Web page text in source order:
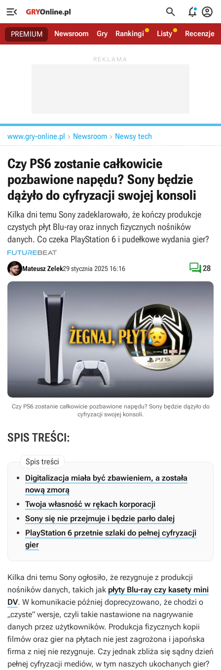
   
PREMIUM Newsroom Gry Rankingi Listy Recenzje
www.gry-online.pl  Newsroom  Newsy tech
Czy PS6 zostanie całkowicie
pozbawione napędu? Sony będzie
dążyło do cyfryzacji swojej konsoli
Kilka dni temu Sony zadeklarowało, że kończy produkcje
czystych płyt Blu-ray oraz innych fizycznych nośników
danych. Co czeka PlayStation 6 i pudełkowe wydania gier?
Mateusz Zelek29 stycznia 2025 16:16 28
Czy PS6 zostanie całkowicie pozbawione napędu? Sony będzie dążyło do
cyfryzacji swojej konsoli.
SPIS TREŚCI:
Digitalizacja miała być zbawieniem, a została
nową zmorą
Twoja własność w rękach korporacji
Sony się nie przejmuje i będzie parło dalej
PlayStation 6 przetnie szlaki do pełnej cyfryzacji
gier
Kilka dni temu Sony ogłosiło, że rezygnuje z produkcji
nośników danych, takich jak płyty Blu-ray czy kasety mini
DV. W komunikacie później doprecyzowano, że chodzi o
„czyste” wersje, czyli takie nastawione na nagrywanie
danych przez użytkowników. Produkcja fizycznych kopii
filmów oraz gier na płytach nie jest zagrożona i japońska
firma z niej nie rezygnuje. Czy jednak zbliża się sądny dzień
pełnej cyfryzacji mediów, w tym naszych ukochanych gier?